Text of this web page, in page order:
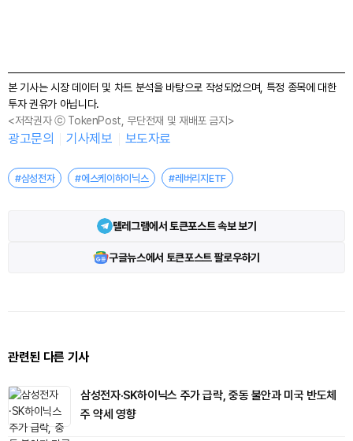
본 기사는 시장 데이터 및 차트 분석을 바탕으로 작성되었으며, 특정 종목에 대한
투자 권유가 아닙니다.
<저작권자 ⓒ TokenPost, 무단전재 및 재배포 금지>
광고문의 기사제보 보도자료
#삼성전자 #에스케이하이닉스 #레버리지ETF
텔레그램에서 토큰포스트 속보 보기
구글뉴스에서 토큰포스트 팔로우하기
관련된 다른 기사
삼성전자·SK하이닉스 주가 급락, 중동 불안과 미국 반도체
주 약세 영향